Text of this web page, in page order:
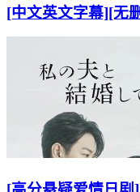
[中文英文字幕][无